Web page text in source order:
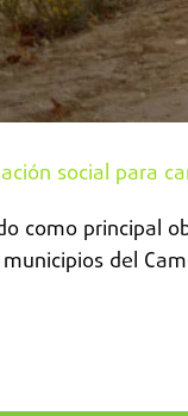
social para
como principal
del